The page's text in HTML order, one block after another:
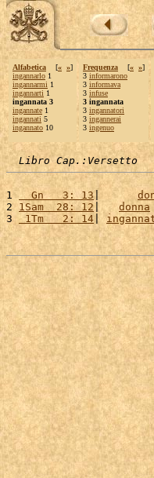
Alfabetica [« »]
ingannarlo 1
ingannarmi 1
ingannarti 1
ingannata 3
ingannate 1
ingannati 5
ingannato 10
Frequenza [« »]
3 informarono
3 informava
3 infuse
3 ingannata
3 ingannatori
3 ingannerai
3 ingenuo
Libro Cap.:Versetto
1
  Gn   3: 13
|
2 1Sam  28: 12 | donna
3 1Tm   2: 14 |